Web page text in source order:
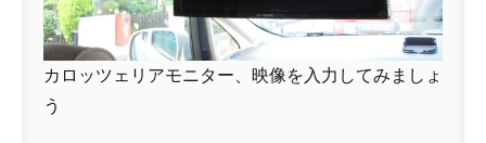
カロッツェリアモニター、映像を入力してみましょ
う